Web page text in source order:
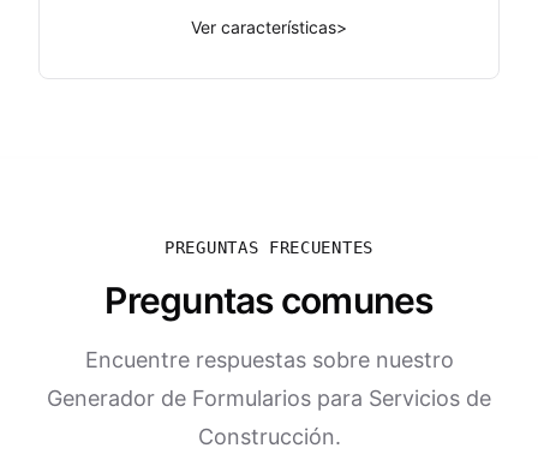
Ver características>
PREGUNTAS FRECUENTES
Preguntas comunes
Encuentre respuestas sobre nuestro
Generador de Formularios para Servicios de
Construcción.